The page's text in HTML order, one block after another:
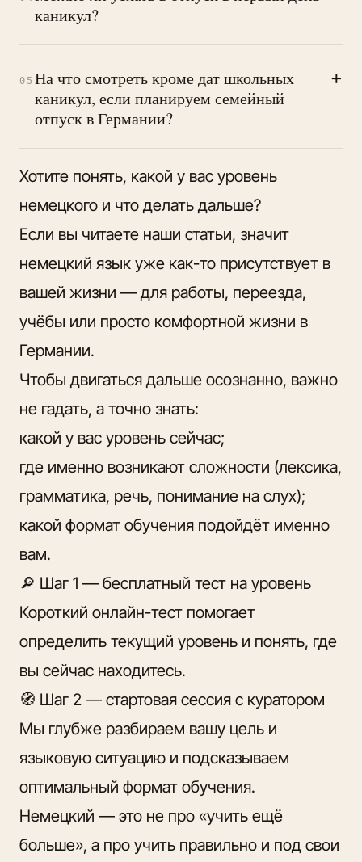
каникул?
05 На что смотреть кроме дат школьных
каникул, если планируем семейный
отпуск в Германии?
+
Хотите понять, какой у вас уровень
немецкого и что делать дальше?
Если вы читаете наши статьи, значит
немецкий язык уже как-то присутствует в
вашей жизни — для работы, переезда,
учёбы или просто комфортной жизни в
Германии.
Чтобы двигаться дальше осознанно, важно
не гадать, а точно знать:
какой у вас уровень сейчас;
где именно возникают сложности (лексика,
грамматика, речь, понимание на слух);
какой формат обучения подойдёт именно
вам.
🔎 Шаг 1 — бесплатный тест на уровень
Короткий онлайн-тест помогает
определить текущий уровень и понять, где
вы сейчас находитесь.
🧭 Шаг 2 — стартовая сессия с куратором
Мы глубже разбираем вашу цель и
языковую ситуацию и подсказываем
оптимальный формат обучения.
Немецкий — это не про «учить ещё
больше», а про учить правильно и под свои